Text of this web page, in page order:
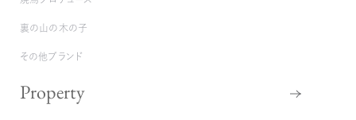
裏の山の木の子
その他ブランド
Property